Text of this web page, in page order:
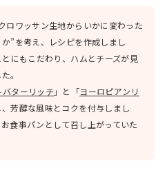
ロワッサン生地からいかに変わった
”を考え、レシピを作成しまし
にもこだわり、ハムとチーズが見
。
ターリッチ」と「ヨーロピアンリ
、芳醇な風味とコクを付与しまし
食事パンとして召し上がっていた